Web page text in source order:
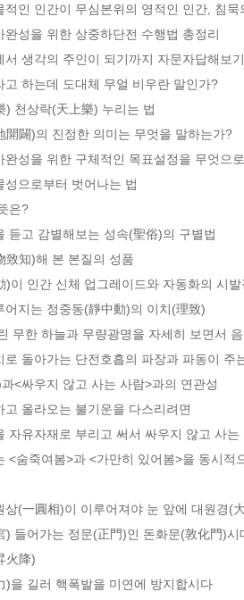
적인 인간이 무심본위의 영적인 인간, 침
완성을 위한 상중하단전 수행법 총정리
서 생각의 주인이 되기까지 자문자답해
고 하는데 도대체 무얼 비우란 말인가?
) 천상락(天上樂) 누리는 법
開闢)의 진정한 의미는 무엇을 말하는가?
완성을 위한 구체적인 목표설정을 무엇으
으로부터 벗어나는 법
은?
듣고 감별해보는 성속(聖俗)의 구별법
致知)해 본 본질의 성품
)이 인간 신체 업그레이드와 자동화의 시
어지는 정중동(靜中動)의 이치(理致)
무한 하늘과 무량광명을 자세히 보면서
로 돌아가는 단전호흡의 파장과 파동이
<싸우지 않고 사는 사람>과의 연관성
고 올라오는 불기운을 다스리려면
자유자재로 부리고 써서 싸우지 않고 사
<숨죽여봄>과 <가만히 있어봄>을 동시
상(一圓相)이 이루어져야 눈 앞에 대원경(
) 들어가는 정문(正門)인 돈화문(敦化門)
火降)
)을 길러 핵폭발을 미연에 방지합시다